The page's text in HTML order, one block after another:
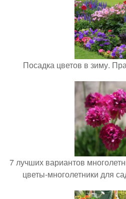
Посадка цветов в зиму.
7 лучших вариантов
цветы-многолетники для